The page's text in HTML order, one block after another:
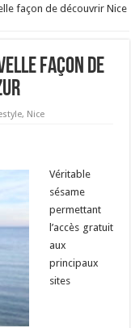
façon de découvrir Nice
façon de
, Nice
Véritable
sésame
permettant
l’accès gratuit
aux
principaux
sites